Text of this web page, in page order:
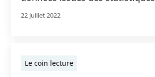
22 juillet 2022
Le coin lecture